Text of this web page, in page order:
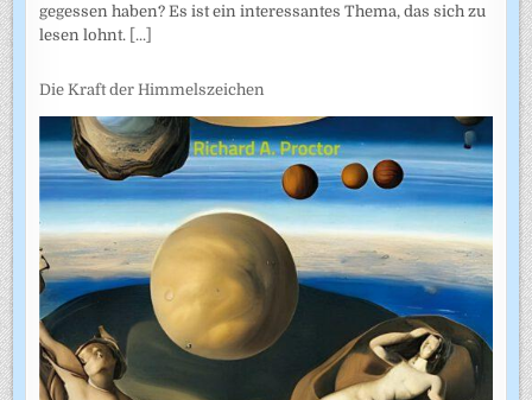
gegessen haben? Es ist ein interessantes Thema, das sich zu
lesen lohnt. [...]
Die Kraft der Himmelszeichen